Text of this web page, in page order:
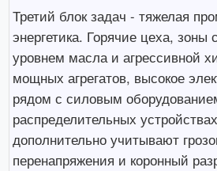
Третий блок задач - тяжелая
энергетика. Горячие цеха,
уровнем масла и агрессивной
мощных агрегатов, высокое
рядом с силовым
распределительных
дополнительно учитывают
перенапряжения и коронный